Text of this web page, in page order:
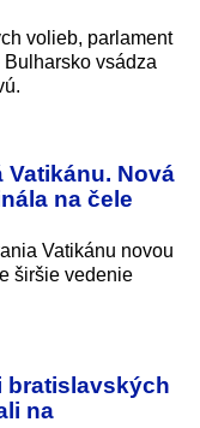
volieb, parlament
vsádza
Vatikánu. Nová
na čele
Vatikánu novou
širšie vedenie
bratislavských
na